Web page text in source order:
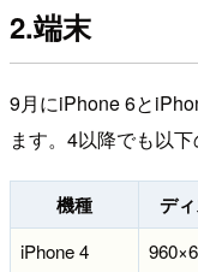
2.端末
9月にiPhone 6と
ます。4以降でも以下
機種 デ
iPhone 4